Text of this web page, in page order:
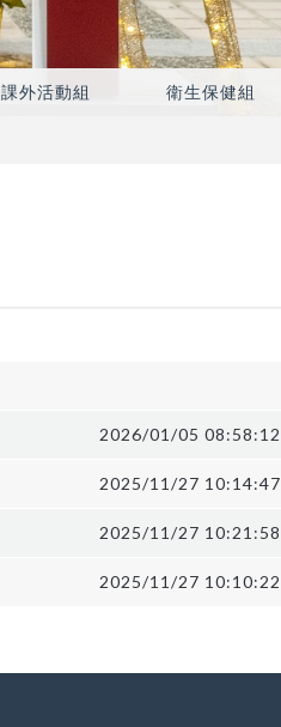
課外活動組 衛生保健組
2026/01/05 08:58:12
2025/11/27 10:14:47
2025/11/27 10:21:58
2025/11/27 10:10:22